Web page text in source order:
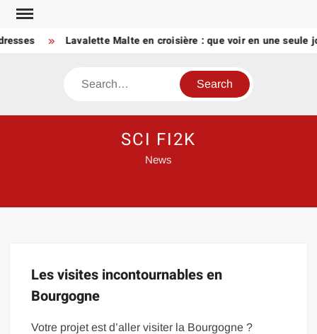
Skip
content
Lavalette Malte en croisière : que voir en une seule
Search
SCI FI2K
News
Les visites incontournables en
Bourgogne
Votre projet est d’aller visiter la Bourgogne ?